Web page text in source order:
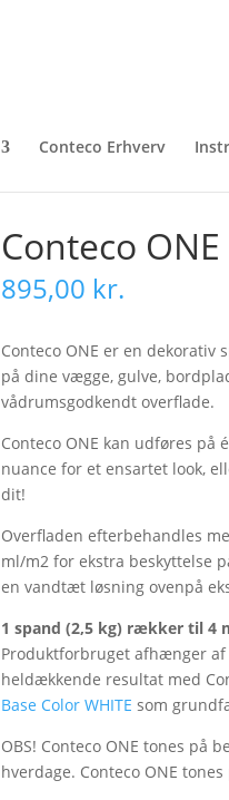
Conteco Erhverv
Conteco ONE
895,00 kr.
Conteco ONE er en
på dine vægge, gulve,
vådrumsgodkendt overflade.
Conteco ONE kan udføres på
nuance for et ensartet look,
dit!
Overfladen efterbehandles
ml/m2 for ekstra beskyttelse
en vandtæt løsning ovenpå
1 spand (2,5 kg) rækker til 4
Produktforbruget afhænger
heldækkende resultat med
Base Color WHITE som
OBS! Conteco ONE tones på
hverdage. Conteco ONE